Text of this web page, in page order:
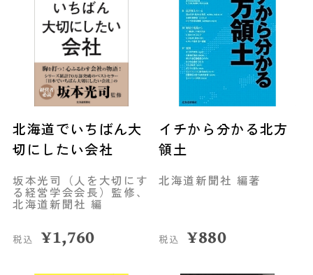
北海道でいちばん大
切にしたい会社
坂本光司（人を大切にす
る経営学会会長）監修、
北海道新聞社 編
税込 ¥1,760
イチから分かる北方
領土
北海道新聞社 編著
税込 ¥880